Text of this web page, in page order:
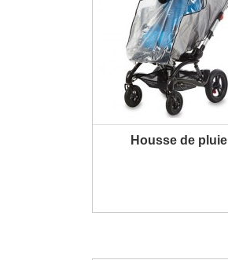
Housse de pluie
PLUS D'INFORMATION